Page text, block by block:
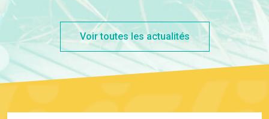
Voir toutes les actualités